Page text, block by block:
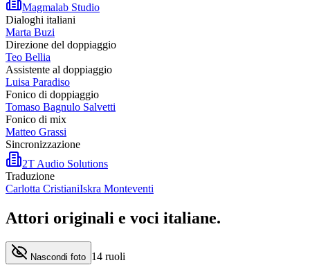
Magmalab Studio
Dialoghi italiani
Marta Buzi
Direzione del doppiaggio
Teo Bellia
Assistente al doppiaggio
Luisa Paradiso
Fonico di doppiaggio
Tomaso Bagnulo Salvetti
Fonico di mix
Matteo Grassi
Sincronizzazione
2T Audio Solutions
Traduzione
Carlotta CristianiIskra Monteventi
Attori originali e voci italiane.
Nascondi foto 14 ruoli